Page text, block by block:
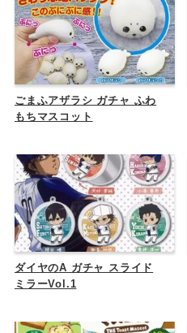
ごまふアザラシ ガチャ ふわ
もちマスコット
ダイヤのA ガチャ スライド
ミラーVol.1